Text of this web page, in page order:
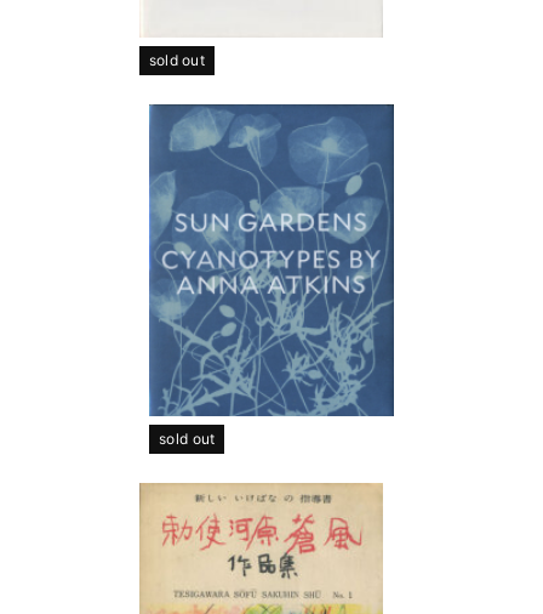
sold out
sold out